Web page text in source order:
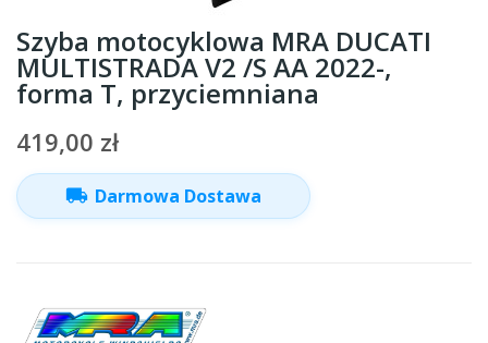
Szyba motocyklowa MRA DUCATI
MULTISTRADA V2 /S AA 2022-,
forma T, przyciemniana
419,00 zł
local_shipping Darmowa Dostawa